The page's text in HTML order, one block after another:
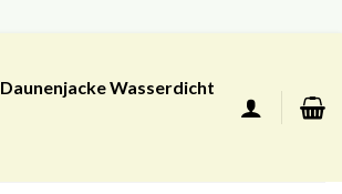
Daunenjacke Wasserdicht